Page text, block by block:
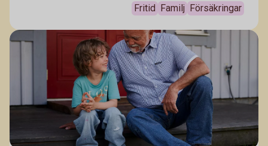
Fritid Familj Försäkringar